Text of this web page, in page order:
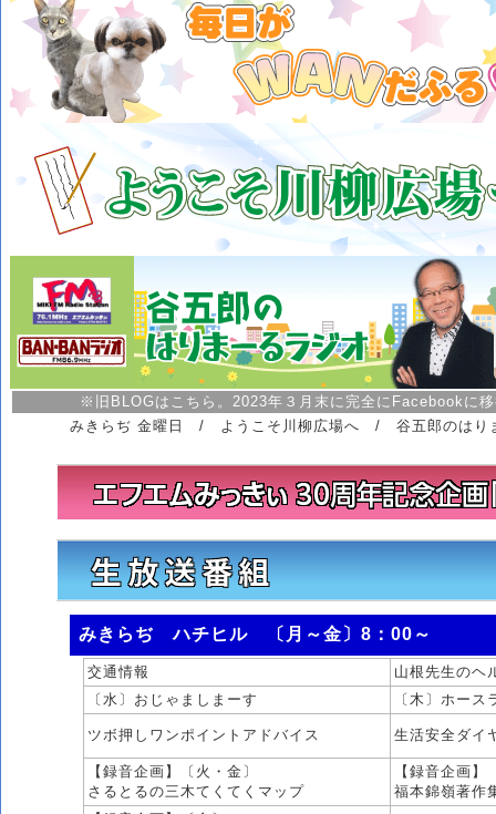
※旧BLOGはこちら。2023年３月末に完全にFacebookに
みきらぢ 金曜日
/ ようこそ川柳広場へ / 谷五郎のはり
みきらぢ ハチヒル 〔月～金〕8：00～
交通情報
山根先生のヘ
〔水〕おじゃましまーす
〔木〕ホー
ツボ押しワンポイントアドバイス 生活安全ダイ
【録音企画】〔火・金〕
さるとるの三木てくてくマップ
【録音企画】
福本錦嶺著作